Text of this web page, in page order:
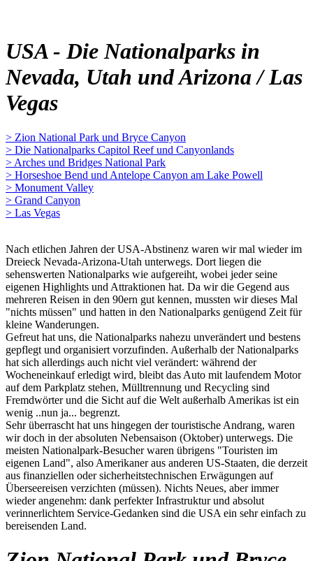
USA - Die Nationalparks in
Nevada, Utah und Arizona / Las
Vegas
> Zion National Park und Bryce Canyon
> Die Nationalparks Capitol Reef und Canyonlands
> Arches und Bridges National Park
> Horseshoe Bend und Antelope Canyon am Lake Powell
> Monument Valley
> Grand Canyon
> Las Vegas
Nach etlichen Jahren der USA-Abstinenz waren wir mal wieder im
Dreieck Nevada-Arizona-Utah unterwegs. Dort liegen die
sehenswerten Nationalparks wie aufgereiht, wobei jeder seine
eigenen Highlights und Attraktionen hat. Da wir die Gegend aus
mehreren Reisen in den 90ern gut kennen, mussten wir dieses Mal
"nichts müssen" und hatten in den Nationalparks genügend Zeit für
kleine Wanderungen.
Gefreut hat uns, die Nationalparks nahezu unverändert und bestens
gepflegt und organisiert vorzufinden. Außerhalb der Nationalparks
hat sich allerdings auch nicht viel verändert: während der
Wocheneinkauf erledigt wird, bleibt das Auto mit laufendem Motor
auf dem Parkplatz stehen, Mülltrennung und Recycling sind
Fremdwörter und die Sicht auf die Welt außerhalb Amerikas ist ein
wenig ..nun ja... begrenzt.
Sehr überrascht hat uns hingegen der touristische Andrang, waren
wir doch in der absoluten Nebensaison (Oktober) unterwegs. Die
meisten Nationalpark-Besucher waren übrigens "Touristen im
eigenen Land", also Amerikaner aus anderen US-Staaten, die derzeit
aus finanziellen oder sicherheitstechnischen Erwägungen auf
Überseereisen verzichten (müssen). Nichts Neues, aber immer
wieder angenehm: dank perfekter Infrastruktur und absolut
verinnerlichtem Service-Gedanken sind die USA ein sehr einfach zu
bereisenden Land.